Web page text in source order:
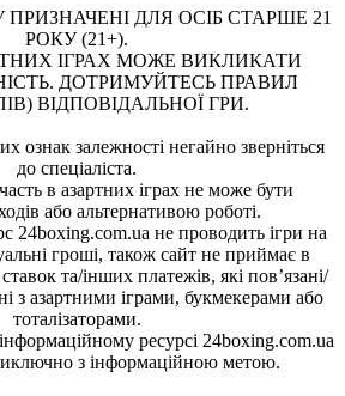
ДЛЯ ОСІБ СТАРШЕ 21
РОКУ (21+).
ІГРАХ МОЖЕ ВИКЛИКАТИ
ДОТРИМУЙТЕСЬ ПРАВИЛ
ВІДПОВІДАЛЬНОЇ ГРИ.
ознак залежності негайно зверніться
до спеціаліста.
в азартних іграх не може бути
або альтернативою роботі.
24boxing.com.ua не проводить ігри на
гроші, також сайт не приймає в
та/інших платежів, які пов’язані/
з азартними іграми, букмекерами або
тоталізаторами.
ресурсі 24boxing.com.ua
з інформаційною метою.